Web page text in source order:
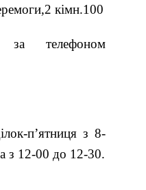
кімн.100
за телефоном
п’ятниця з 8-
з 12-00 до 12-30.